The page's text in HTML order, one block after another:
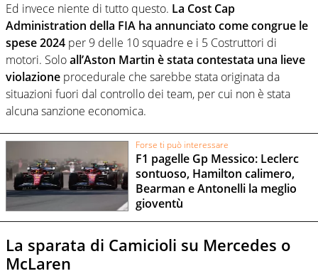
Ed invece niente di tutto questo. La Cost Cap
Administration della FIA ha annunciato come congrue le
spese 2024 per 9 delle 10 squadre e i 5 Costruttori di
motori. Soloall’Aston Martin è stata contestata una lieve
violazione procedurale che sarebbe stata originata da
situazioni fuori dal controllo dei team, per cui non è stata
alcuna sanzione economica.
Forse ti può interessare
F1 pagelle Gp Messico: Leclerc
sontuoso, Hamilton calimero,
Bearman e Antonelli la meglio
gioventù
La sparata di Camicioli su Mercedes o
McLaren